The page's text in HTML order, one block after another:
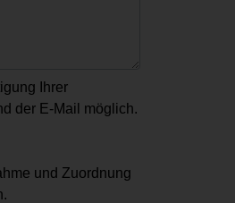
Ihrer
der E-Mail möglich.
und Zuordnung